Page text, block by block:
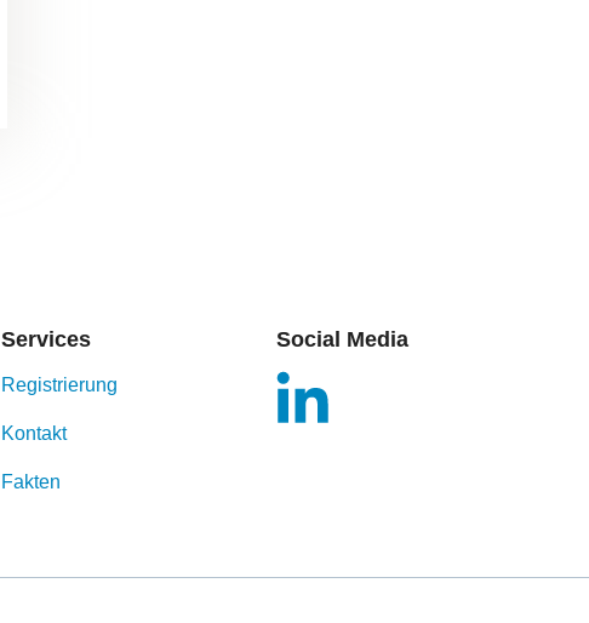
Services
Registrierung
Kontakt
Fakten
Social Media